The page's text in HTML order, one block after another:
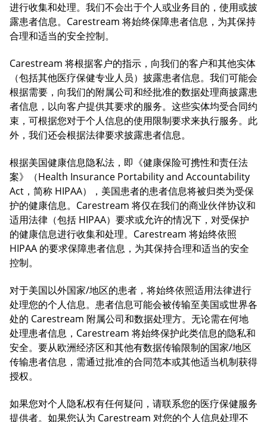
进行收集和处理。我们不会出于个人或业务目的，使用或披
露患者信息。Carestream 将始终保障患者信息，为其保持
合理和适当的安全控制。
Carestream 将根据客户的指示，向我们的客户和其他实体
（包括其他医疗保健专业人员）披露患者信息。我们可能会
根据需要，向我们的附属公司和经批准的数据处理商披露患
者信息，以向客户提供其要求的服务。这些实体均受合同约
束，可根据您对于个人信息的使用限制要求来执行服务。此
外，我们还会根据法律要求披露患者信息。
根据美国健康信息隐私法，即《健康保险可携性和责任法
案》（Health Insurance Portability and Accountability
Act，简称 HIPAA），美国患者的患者信息将被归类为受保
护的健康信息。Carestream 将仅在我们的商业伙伴协议和
适用法律（包括 HIPAA）要求或允许的情况下，对受保护
的健康信息进行收集和处理。Carestream 将始终依照
HIPAA 的要求保障患者信息，为其保持合理和适当的安全
控制。
对于美国以外国家/地区的患者，将始终依照适用法律进行
处理您的个人信息。患者信息可能会被传输至美国或世界各
处的 Carestream 附属公司和数据处理方。无论需在何地
处理患者信息，Carestream 将始终保护此类信息的隐私和
安全。要从欧洲经济区和其他有数据传输限制的国家/地区
传输患者信息，需通过批准的合同范本或其他适当机制获得
授权。
如果您对个人隐私权有任何疑问，请联系您的医疗保健服务
提供者。如果您认为 Carestream 对您的个人信息处理不